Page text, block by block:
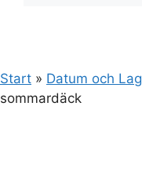
Start » Datum och Lag
sommardäck